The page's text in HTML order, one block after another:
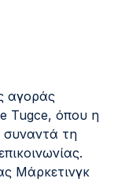
αγοράς
Tugce, όπου η
συναντά τη
Μάρκετινγκ